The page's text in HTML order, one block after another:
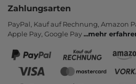
Zahlungsarten
PayPal, Kauf auf Rechnung, Amazon
Apple Pay, Google Pay...mehr